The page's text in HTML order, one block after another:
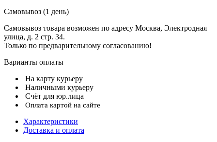
Самовывоз (1 день)
Самовывоз товара возможен по адресу Москва, Электродная
улица, д. 2 стр. 34.
Только по предварительному согласованию!
Варианты оплаты
На карту курьеру
Наличными курьеру
Счёт для юр.лица
Оплата картой на сайте
Характеристики
Доставка и оплата